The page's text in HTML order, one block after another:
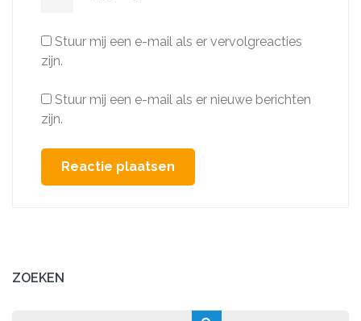
Stuur mij een e-mail als er vervolgreacties
zijn.
Stuur mij een e-mail als er nieuwe berichten
zijn.
ZOEKEN